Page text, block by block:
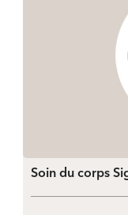
Soin du corps